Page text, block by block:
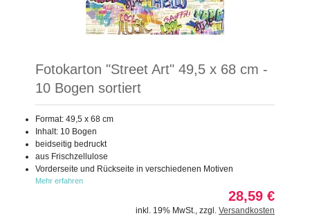
Fotokarton "Street Art" 49,5 x 68 cm -
10 Bogen sortiert
Format: 49,5 x 68 cm
Inhalt: 10 Bogen
beidseitig bedruckt
aus Frischzellulose
Vorderseite und Rückseite in verschiedenen Motiven
Mehr erfahren
28,59 €
inkl. 19% MwSt. zzgl. Versandkosten